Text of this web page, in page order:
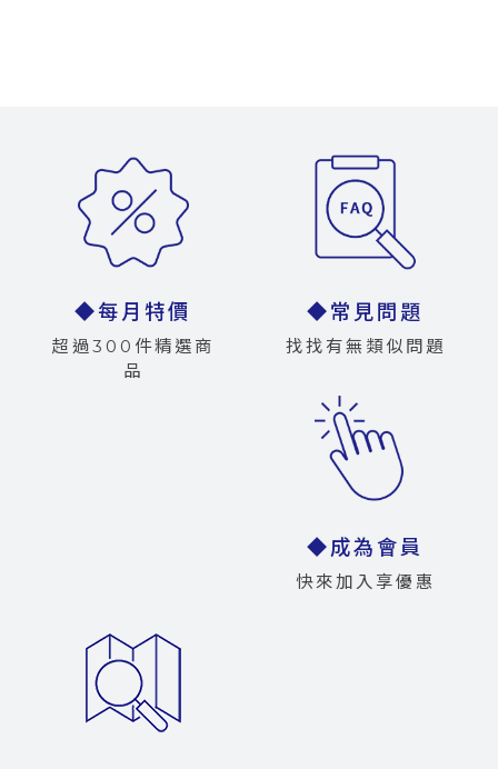
◆每月特價
超過300件精選商
品
◆常見問題
找找有無類似問題
◆成為會員
快來加入享優惠